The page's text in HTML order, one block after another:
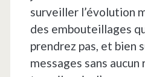
surveiller l’évolution
des embouteillages
prendrez pas, et bien
messages sans